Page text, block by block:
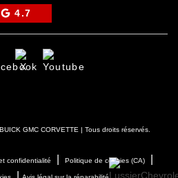
4.7
GMC CORVETTE | Tous droits réservés.
confidentialité Politique de cookies (CA)
|